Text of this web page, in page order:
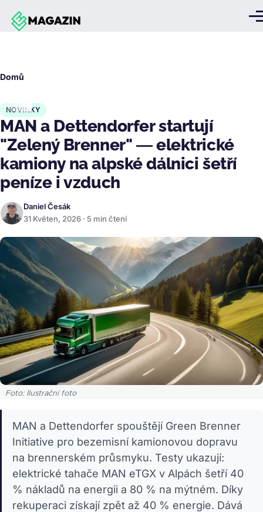
Přejít k hlavnímu obsahu
Domů
NOVINKY
MAN a Dettendorfer startují
"Zelený Brenner" — elektrické
kamiony na alpské dálnici šetří
peníze i vzduch
Daniel Česák
31 Květen, 2026 · 5 min čtení
Foto: Ilustrační foto
MAN a Dettendorfer spouštějí Green Brenner
Initiative pro bezemisní kamionovou dopravu
na brennerském průsmyku. Testy ukazují:
elektrické tahače MAN eTGX v Alpách šetří 40
% nákladů na energii a 80 % na mýtném. Díky
rekuperaci získají zpět až 40 % energie. Dává